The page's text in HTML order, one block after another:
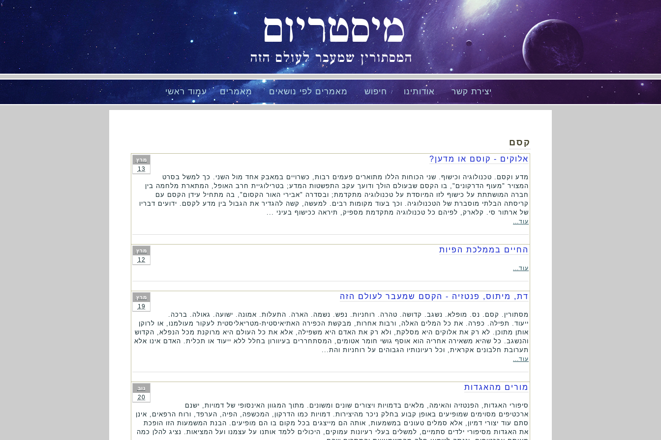
מיסטריום
המסתורין שמעבר לעולם הזה
עמוד ראשי מאמרים מאמרים לפי נושאים חיפוש אודותינו יצירת קשר
קסם
מרץ
13
אלוקים - קוסם או מדען?
מדע וקסם. טכנולוגיה וכישוף. שני הכוחות הללו מתוארים פעמים רבות, כשרויים במאבק אחד מול השני. כך למשל בסרט
המצויר "מעוף הדרקונים", בו הקסם שבעולם הולך ודועך עקב התפשטות המדע; בטרילוגיית חרב האופל, המתארת מלחמה בין
חברה המושתתת על כישוף לזו המיוסדת על טכנולוגיה מתקדמת; ובסדרה "אבירי האור הקסום", בה מתחיל עידן הקסם עם
קריסתה הבלתי מוסברת של הטכנולוגיה. וכך בעוד מקומות רבים. למעשה, קשה להגדיר את הגבול בין מדע לקסם. ידועים דבריו
של ארתור סי. קלארק, לפיהם כל טכנולוגיה מתקדמת מספיק, תיראה ככישוף בעיני ...
עוד...
מרץ
12
החיים בממלכת הפיות
עוד...
מרץ
19
דת, מיתוס, פנטזיה - הקסם שמעבר לעולם הזה
מסתורין. קסם. נס. מופלא. נשגב. קדושה. טהרה. רוחניות. נפש. נשמה. הארה. התעלות. אמונה. ישועה. גאולה. ברכה.
ייעוד. תפילה. כפרה. את כל המלים האלה, ורבות אחרות, מבקשת הכפירה האתיאיסטית-מטריאליסטית לעקור מעולמנו, או לרוקן
אותן מתוכן. לא רק את אלוקים היא מסלקת, ולא רק את האדם היא משפילה, אלא את כל העולם היא מרוקנת מכל הנפלא, הקדוש
והנשגב. כל שהיא משאירה אחריה הוא אוסף גושי חומר אטומים, המסתחררים בעיוורון בחלל ללא ייעוד או תכלית. האדם אינו אלא
תערובת חלבונים אקראית, וכל רעיונותיו הגבוהים על רוחניות והת...
עוד...
נוב
20
מורים מהאגדות
סיפורי האגדות, הפנטזיה והאימה, מלאים בדמויות ויצורים שונים ומשונים. מתוך המגוון האינסופי של דמויות, ישנם
ארכטיפים מסוימים שמופיעים באופן קבוע בחלק ניכר מהיצירות. דמויות כמו הדרקון, המכשפה, הפיה, הערפד, ורוח הרפאים, אינן
סתם עוד יצורי דמיון, אלא סמלים טעונים במשמעות, אותה הם מייצגים בכל מקום בו הם מופיעים. הבנת המשמעות הזו הופכת
את האגדות מסיפורי ילדים סתמיים, למשלים בעלי רעיונות עמוקים, היכולים ללמד אותנו על עצמנו ועל המציאות. נציג להלן כמה